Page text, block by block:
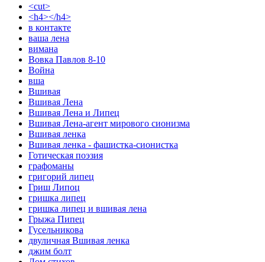
<cut>
<h4></h4>
в контакте
ваша лена
вимана
Вовка Павлов 8-10
Война
вша
Вшивая
Вшивая Лена
Вшивая Лена и Липец
Вшивая Лена-агент мирового сионизма
Вшивая ленка
Вшивая ленка - фашистка-сионистка
Готическая поэзия
графоманы
григорий липец
Гриш Липоц
гришка липец
гришка липец и вшивая лена
Грыжа Пипец
Гусельникова
двуличная Вшивая ленка
джим болт